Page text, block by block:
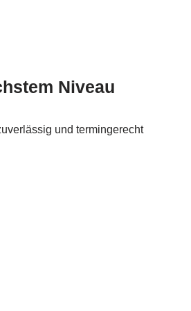
Niveau
und termingerecht